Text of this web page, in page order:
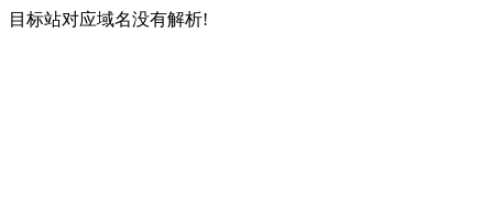
目标站对应域名没有解析!